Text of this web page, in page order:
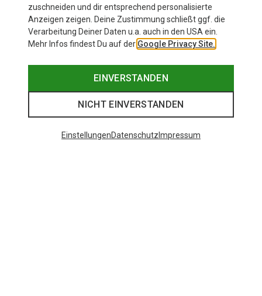
zuschneiden und dir entsprechend personalisierte
Anzeigen zeigen. Deine Zustimmung schließt ggf. die
Verarbeitung Deiner Daten u.a. auch in den USA ein.
Mehr Infos findest Du auf der Google Privacy Site.
EINVERSTANDEN
NICHT EINVERSTANDEN
EinstellungenDatenschutz Impressum